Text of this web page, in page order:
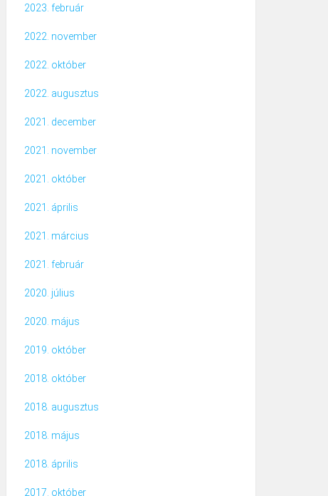
2023. február
2022. november
2022. október
2022. augusztus
2021. december
2021. november
2021. október
2021. április
2021. március
2021. február
2020. július
2020. május
2019. október
2018. október
2018. augusztus
2018. május
2018. április
2017. október